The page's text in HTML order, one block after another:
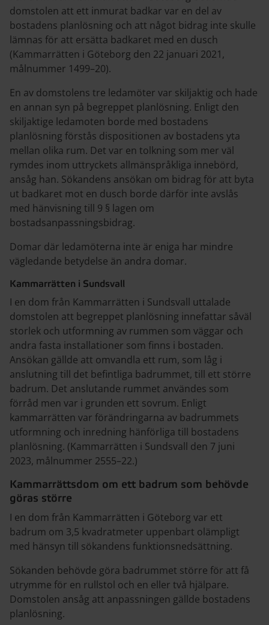
domstolen att ett inmurat badkar var en del av
bostadens planlösning och att något bidrag inte skulle
lämnas för att ersätta badkaret med en dusch
(Kammarrätten i Göteborg den 22 januari 2021,
målnummer 1499–20).
En av domstolens tre ledamöter var skiljaktig och hade
en annan syn på begreppet planlösning. Enligt den
skiljaktige ledamoten borde med bostadens
planlösning förstås dispositionen av bostadens yta
mellan olika rum. Det var en tolkning som mer väl
rymdes inom uttryckets allmänspråkliga innebörd,
ansåg han. Sökandens ansökan om bidrag för att byta
ut badkaret mot en dusch borde därför inte avslås
med hänvisning till 9 § lagen om
bostadsanpassningsbidrag.
Domar där ledamöterna inte är eniga har mindre
vägledande betydelse än andra domar.
Kammarrätten i Sundsvall
I en dom från Kammarrätten i Sundsvall uttalade
domstolen att begreppet planlösning innefattar såväl
storlek och utformning av rummen som väggar och
andra fasta installationer som finns i bostaden.
Ansökan gällde att omvandla ett rum, som låg i
anslutning till det befintliga badrummet, till ett större
badrum. Det anslutande rummet användes som
förråd men var i grunden ett sovrum. Enligt
kammarrätten var förändringarna av badrummets
utformning och inredning hänförliga till bostadens
planlösning. (Kammarrätten i Sundsvall den 7 juni
2023, målnummer 2555–22.)
Kammarrättsdom om ett badrum som behövde
göras större
I en dom från Kammarrätten i Göteborg var ett
badrum om 3,5 kvadratmeter uppenbart olämpligt
med hänsyn till sökandens funktionsnedsättning.
Sökanden behövde göra badrummet större för att få
utrymme för en rullstol och en eller två hjälpare.
Domstolen ansåg att anpassningen gällde bostadens
planlösning.